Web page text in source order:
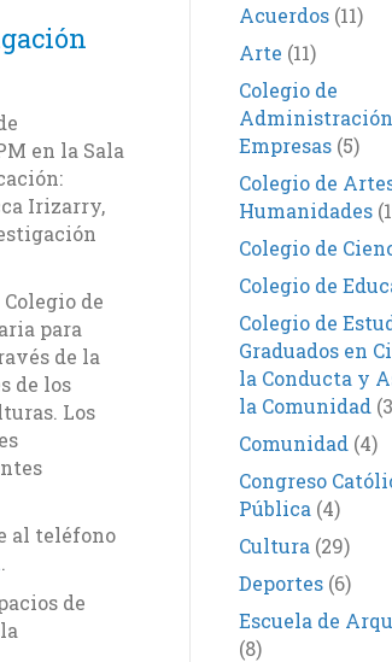
en la Sala
Irizarry,
de
para
de la
de los
Los
al teléfono
.
de
Acuerdos(11)
Arte (11)
Colegio de
Empresas(5)
Colegio de
Humanidades
Colegio de
Colegio de
Colegio de
Graduados en
la Conducta y
la Comunidad
Comunidad (4)
Congreso
Pública (4)
Cultura (29)
Deportes(6)
Escuela de
(8)